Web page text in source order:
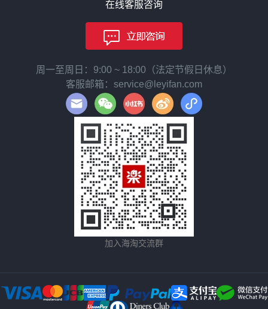
在线客服咨询
周一至周日：9:00 ~ 18:00（法定节假日休息）
客服邮箱：service@leyifan.com
加入海淘交流群